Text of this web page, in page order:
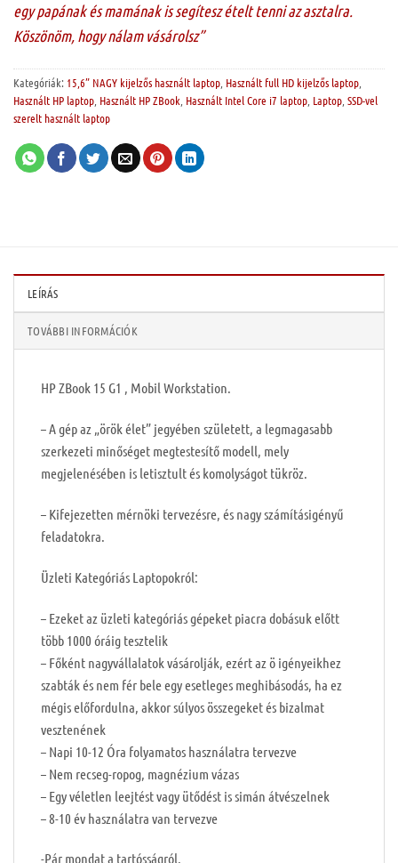
egy papának és mamának is segítesz ételt tenni az asztalra.
Köszönöm, hogy nálam vásárolsz”
Kategóriák: 15,6” NAGY kijelzős használt laptop Használt full HD kijelzős laptop
Használt HP laptop Használt HP ZBook Használt Intel Core i7 laptop Laptop SSD-vel
szerelt használt laptop
LEÍRÁS
TOVÁBBI INFORMÁCIÓK
HP ZBook 15 G1 , Mobil Workstation.
– A gép az „örök élet” jegyében született, a legmagasabb
szerkezeti minőséget megtestesítő modell, mely
megjelenésében is letisztult és komolyságot tükröz.
– Kifejezetten mérnöki tervezésre, és nagy számításigényű
feladatokra.
Üzleti Kategóriás Laptopokról:
– Ezeket az üzleti kategóriás gépeket piacra dobásuk előtt
több 1000 óráig tesztelik
– Főként nagyvállalatok vásárolják, ezért az ö igényeikhez
szabták és nem fér bele egy esetleges meghibásodás, ha ez
mégis előfordulna, akkor súlyos összegeket és bizalmat
vesztenének
– Napi 10-12 Óra folyamatos használatra tervezve
– Nem recseg-ropog, magnézium vázas
– Egy véletlen leejtést vagy ütődést is simán átvészelnek
– 8-10 év használatra van tervezve
-Pár mondat a tartósságról.